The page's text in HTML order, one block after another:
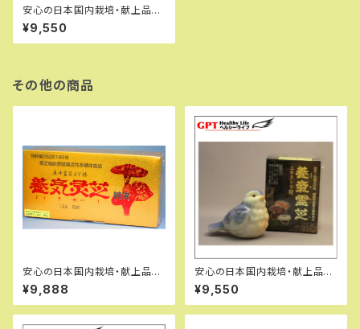
安心の日本国内栽培・献上品・
直井霊芝GY株使用・養気霊芝
エキストラ粒・パワフル健康食品
¥9,550
その他の商品
安心の日本国内栽培・献上品直
井霊芝GY株・養気霊芝純末日
本製（箱開封してレターパックラ
イト送料550円）
¥9,888
安心の日本国内栽培・献上品・
直井霊芝GY株使用・養気霊芝
エキストラ粒・パワフル健康食品
¥9,550